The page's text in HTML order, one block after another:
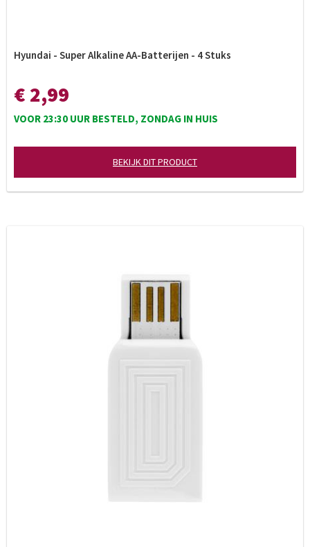
Hyundai - Super Alkaline AA-Batterijen - 4 Stuks
€ 2,99
VOOR 23:30 UUR BESTELD, ZONDAG IN HUIS
BEKIJK DIT PRODUCT